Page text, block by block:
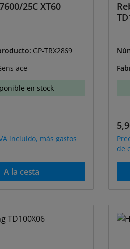
25C XT60
GP-TRX2869
ace
en stock
incluido, más gastos
A la cesta
de